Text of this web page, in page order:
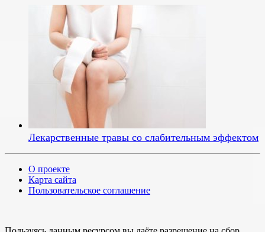
Лекарственные травы со слабительным эффектом
О проекте
Карта сайта
Пользовательское соглашение